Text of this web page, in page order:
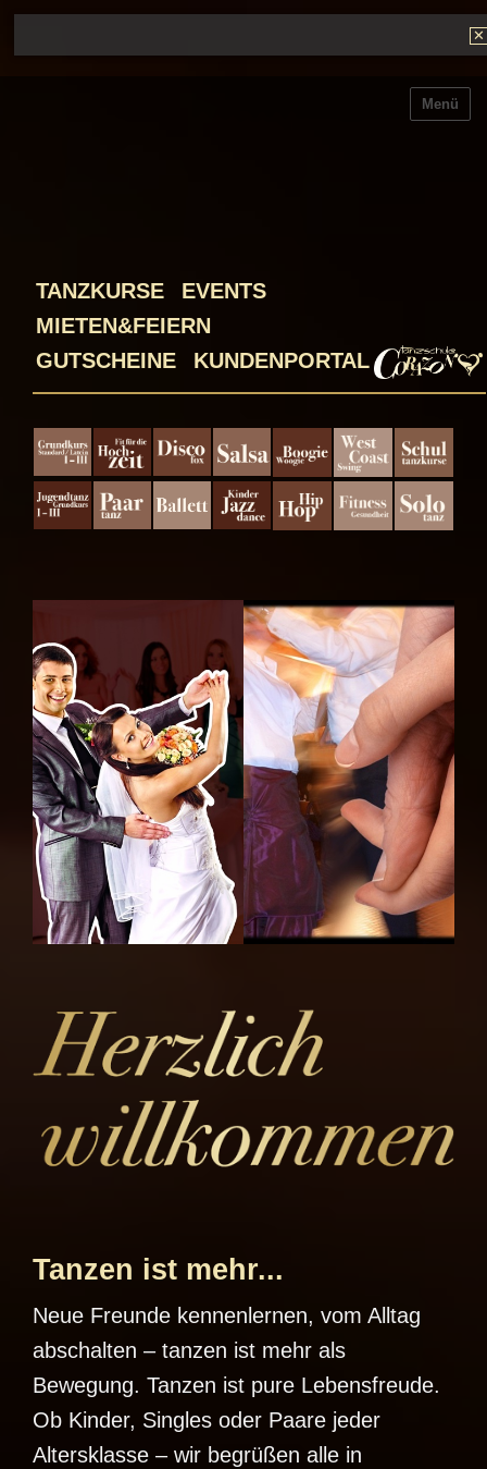
✕
Menü
TANZKURSE
EVENTS
MIETEN&FEIERN
GUTSCHEINE
KUNDENPORTAL
Tanzen ist mehr...
Neue Freunde kennenlernen, vom Alltag
abschalten – tanzen ist mehr als
Bewegung. Tanzen ist pure Lebensfreude.
Ob Kinder, Singles oder Paare jeder
Altersklasse – wir begrüßen alle in